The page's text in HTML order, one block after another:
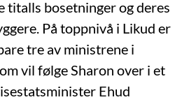
titalls bosetninger og deres
På toppnivå i Likud er
tre av ministrene i
vil følge Sharon over i et
Ehud